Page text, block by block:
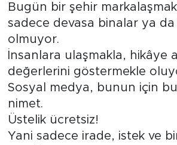
Bugün bir şehir
sadece devasa binalar ya
olmuyor.
İnsanlara ulaşmakla, hikâye
değerlerini göstermekle
Sosyal medya, bunun için
nimet.
Üstelik ücretsiz!
Yani sadece irade, istek ve